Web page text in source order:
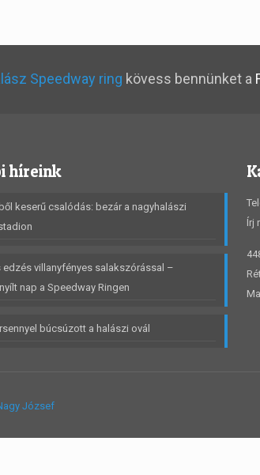
Speedway ring kövess bennünket a
híreink
keserű csalódás: bezár a nagyhalászi
edzés villanyfényes salakszórással –
nap a Speedway Ringen
búcsúzott a halászi ovál
Írj
József